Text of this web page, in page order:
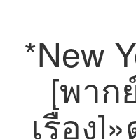
*New
[พาก
เรื่อง